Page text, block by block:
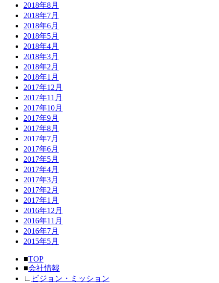
2018年8月
2018年7月
2018年6月
2018年5月
2018年4月
2018年3月
2018年2月
2018年1月
2017年12月
2017年11月
2017年10月
2017年9月
2017年8月
2017年7月
2017年6月
2017年5月
2017年4月
2017年3月
2017年2月
2017年1月
2016年12月
2016年11月
2016年7月
2015年5月
■TOP
■会社情報
∟
ビジョン・ミッション